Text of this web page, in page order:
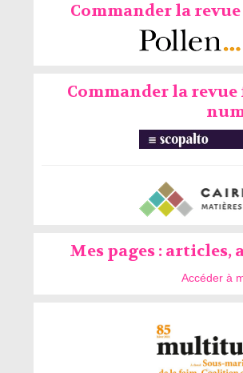
Commander la
Commander la
Mes pages : articles,
Accéder à